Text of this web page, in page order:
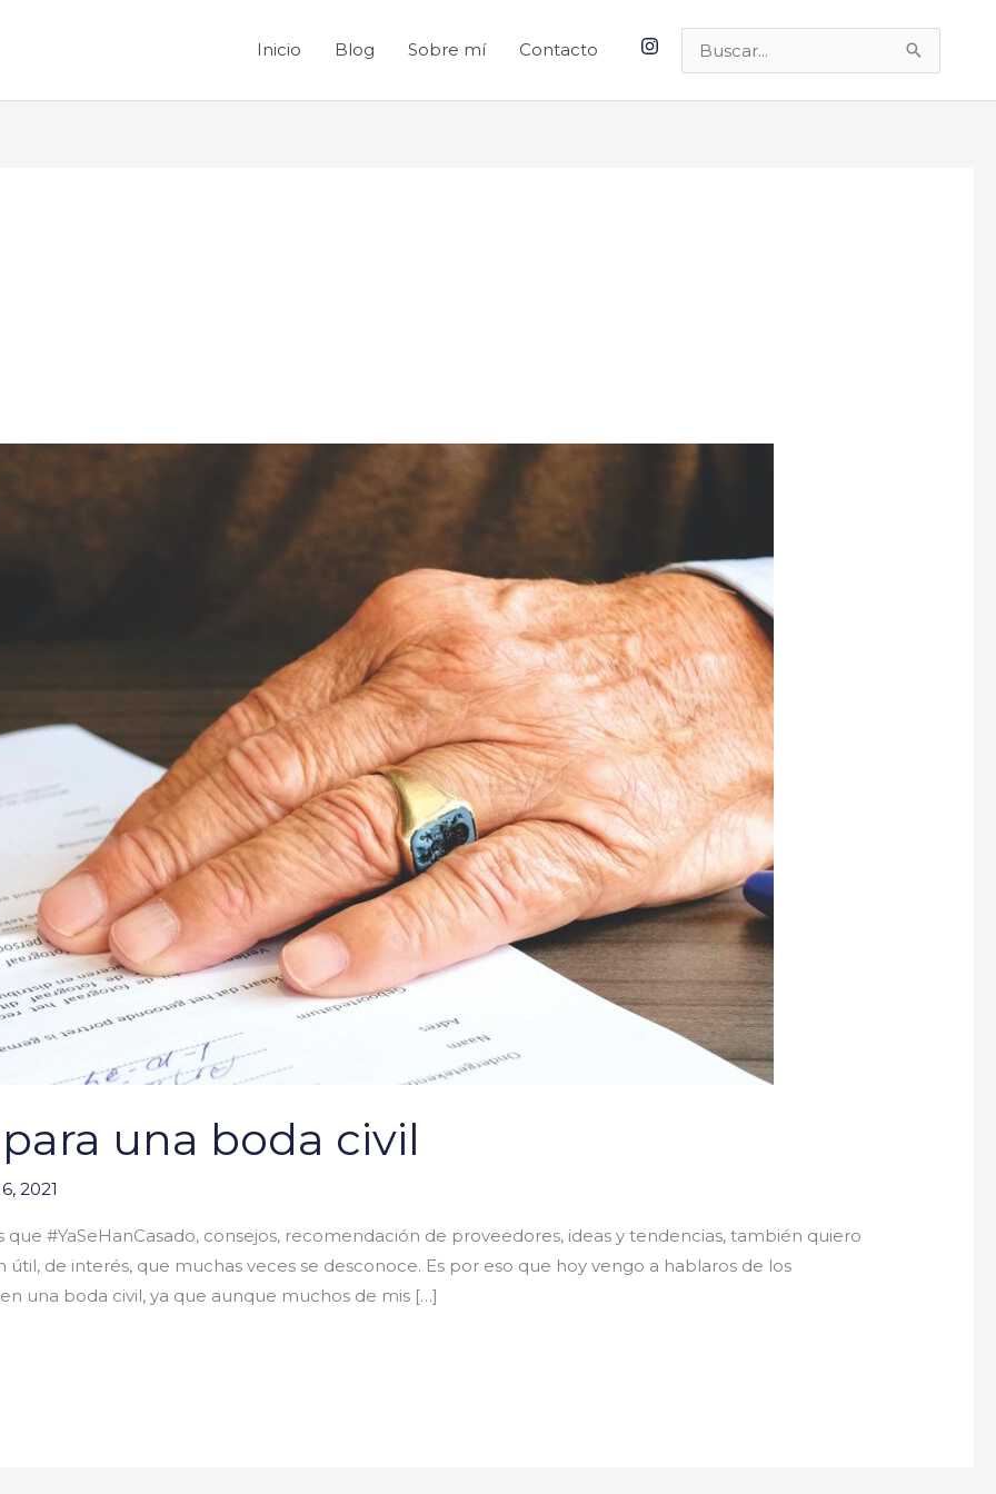
Inicio Blog Sobre mí Contacto
Buscar
por:
una boda civil
2021
#YaSeHanCasado, consejos, recomendación de proveedores, ideas y tendencias, también quiero
de interés, que muchas veces se desconoce. Es por eso que hoy vengo a hablaros de los
una boda civil, ya que aunque muchos de mis […]